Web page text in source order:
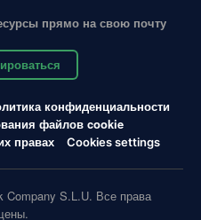
прямо на свою почту
конфиденциальности
файлов cookie
правах
Cookies settings
Company S.L.U. Все права